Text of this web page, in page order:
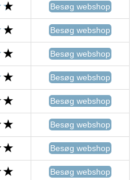
Besøg webshop
Besøg webshop
Besøg webshop
Besøg webshop
Besøg webshop
Besøg webshop
Besøg webshop
Besøg webshop